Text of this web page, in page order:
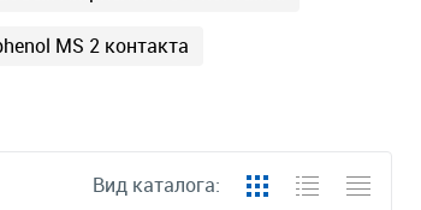
MS 2 контакта
Вид каталога: